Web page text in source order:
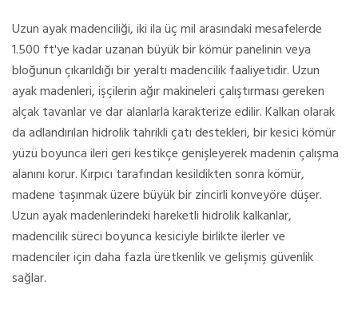
Uzun ayak madenciliği, iki ila üç mil arasındaki mesafelerde
1.500 ft'ye kadar uzanan büyük bir kömür panelinin veya
bloğunun çıkarıldığı bir yeraltı madencilik faaliyetidir. Uzun
ayak madenleri, işçilerin ağır makineleri çalıştırması gereken
alçak tavanlar ve dar alanlarla karakterize edilir. Kalkan olarak
da adlandırılan hidrolik tahrikli çatı destekleri, bir kesici kömür
yüzü boyunca ileri geri kestikçe genişleyerek madenin çalışma
alanını korur. Kırpıcı tarafından kesildikten sonra kömür,
madene taşınmak üzere büyük bir zincirli konveyöre düşer.
Uzun ayak madenlerindeki hareketli hidrolik kalkanlar,
madencilik süreci boyunca kesiciyle birlikte ilerler ve
madenciler için daha fazla üretkenlik ve gelişmiş güvenlik
sağlar.